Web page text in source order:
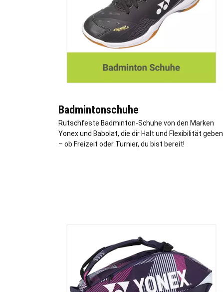
Badmintonschuhe
Rutschfeste Badminton-Schuhe von den Marken
Yonex und Babolat, die dir Halt und Flexibilität geben
– ob Freizeit oder Turnier, du bist bereit!